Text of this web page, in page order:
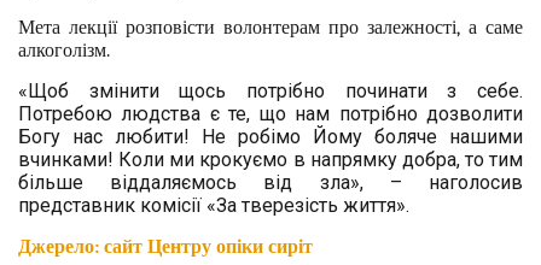
Мета лекції розповісти волонтерам про залежності, а саме
алкоголізм.
« Щоб змінити щось потрібно починати з себе.
Потребою людства є те, що нам потрібно дозволити
Богу нас любити! Не робімо Йому боляче нашими
вчинками! Коли ми крокуємо в напрямку добра, то тим
більше віддаляємось від зла», – наголосив
представник комісії «За тверезість життя».
Джерело: сайт Центру опіки сиріт